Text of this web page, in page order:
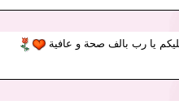
يا رب بالف صحة و عافية